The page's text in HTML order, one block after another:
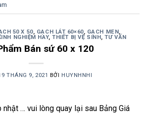
50 X 50, GẠCH LÁT 60×60, GẠCH MEN ,
NGHIỆM HAY,THIẾT BỊ VỆ SINH ,TƯ VẤN
Bán sứ 60 x 120
THÁNG 9, 2021 BỞI HUYNHNHI
nhật … vui lòng quay lại sau Bảng Giá